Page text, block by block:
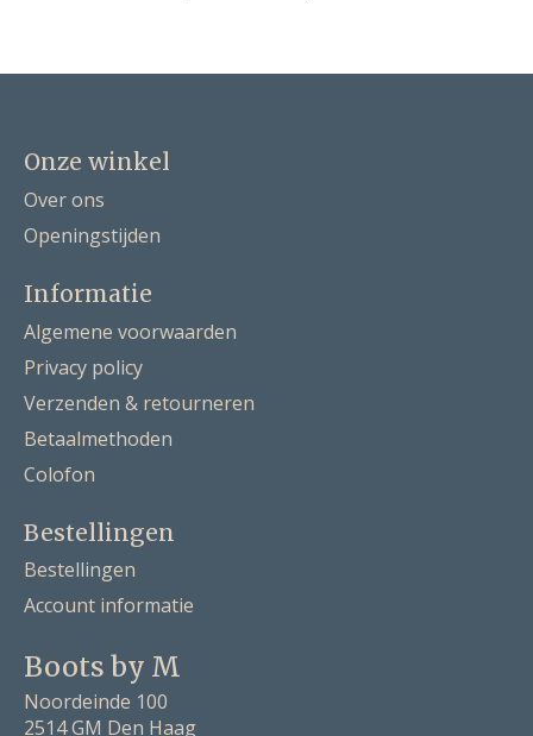
Onze winkel
Over ons
Openingstijden
Informatie
Algemene voorwaarden
Privacy policy
Verzenden & retourneren
Betaalmethoden
Colofon
Bestellingen
Bestellingen
Account informatie
Boots by M
Noordeinde 100
2514 GM Den Haag